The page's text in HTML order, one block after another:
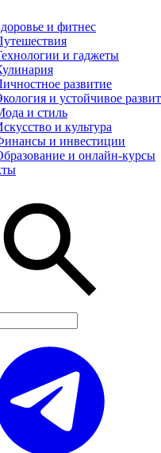
и фитнес
и гаджеты
развитие
и устойчивое
и стиль
и культура
и инвестиции
и онлайн-курсы